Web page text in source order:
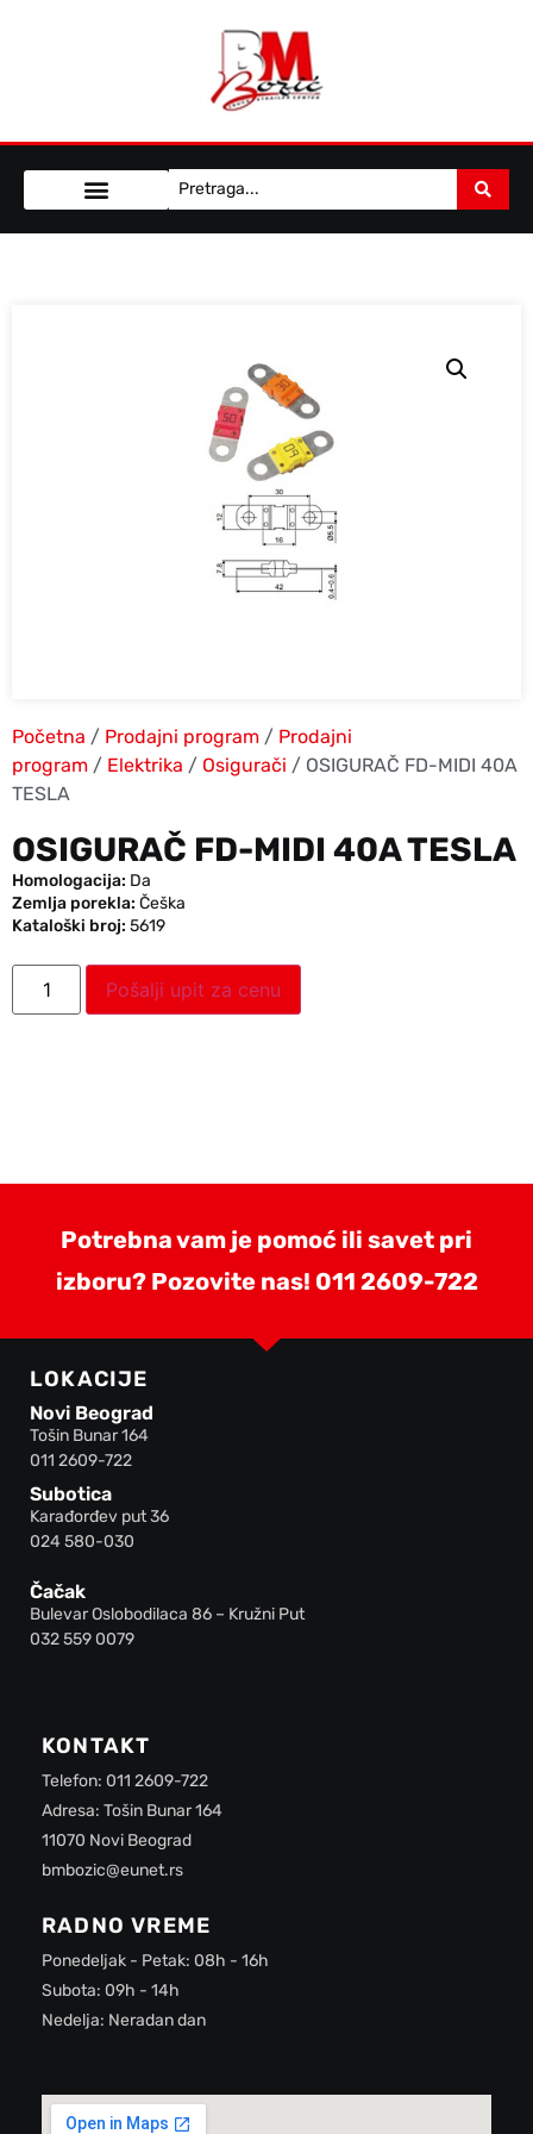
Početna / Prodajni program / Prodajni
program / Elektrika / Osigurači / OSIGURAČ FD-MIDI 40A
TESLA
OSIGURAČ FD-MIDI 40A TESLA
Homologacija: Da
Zemlja porekla: Češka
Kataloški broj: 5619
Pošalji upit za cenu
Potrebna vam je pomoć ili savet pri
izboru? Pozovite nas! 011 2609-722
LOKACIJE
Novi Beograd
Tošin Bunar 164
011 2609-722
Subotica
Karađorđev put 36
024 580-030
Čačak
Bulevar Oslobodilaca 86 – Kružni Put
032 559 0079
KONTAKT
Telefon: 011 2609-722
Adresa: Tošin Bunar 164
11070 Novi Beograd
bmbozic@eunet.rs
RADNO VREME
Ponedeljak - Petak: 08h - 16h
Subota: 09h - 14h
Nedelja: Neradan dan